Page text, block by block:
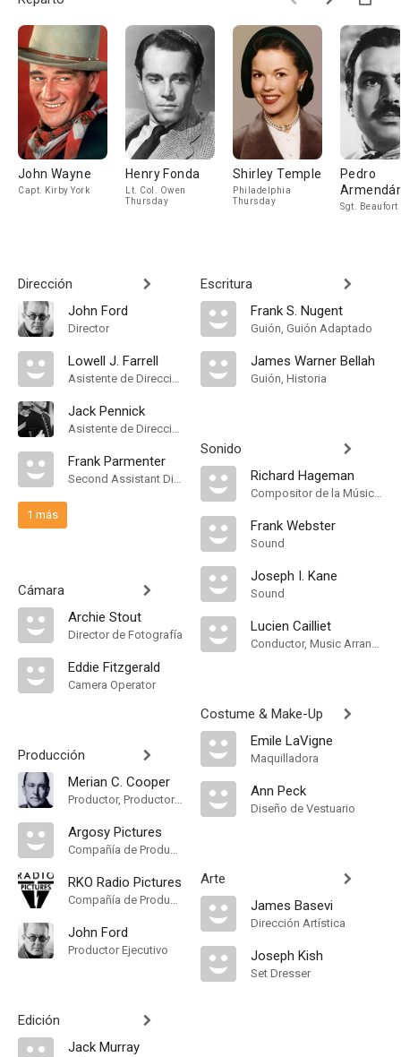
John Wayne
Capt. Kirby York
Henry Fonda
Lt. Col. Owen
Thursday
Shirley Temple
Philadelphia
Thursday
Pedro
Sgt. Beaufort
Dirección
John Ford
Director
Lowell J. Farrell
Asistente de Dirección
Jack Pennick
Asistente de Dirección
Frank Parmenter
Second Assistant Director
1 más
Cámara
Archie Stout
Director de Fotografía
Eddie Fitzgerald
Camera Operator
Producción
Merian C. Cooper
Productor, Productor Ejecutivo
Argosy Pictures
Compañía de Produccion
RKO Radio Pictures
Compañía de Produccion
John Ford
Productor Ejecutivo
Edición
Jack Murray
Escritura
Frank S. Nugent
Guión, Guión Adaptado
James Warner Bellah
Guión, Historia
Sonido
Richard Hageman
Compositor de la Música Original
Frank Webster
Sound
Joseph I. Kane
Sound
Lucien Cailliet
Conductor, Music Arranger
Costume & Make-Up
Emile LaVigne
Maquilladora
Ann Peck
Diseño de Vestuario
Arte
James Basevi
Dirección Artística
Joseph Kish
Set Dresser